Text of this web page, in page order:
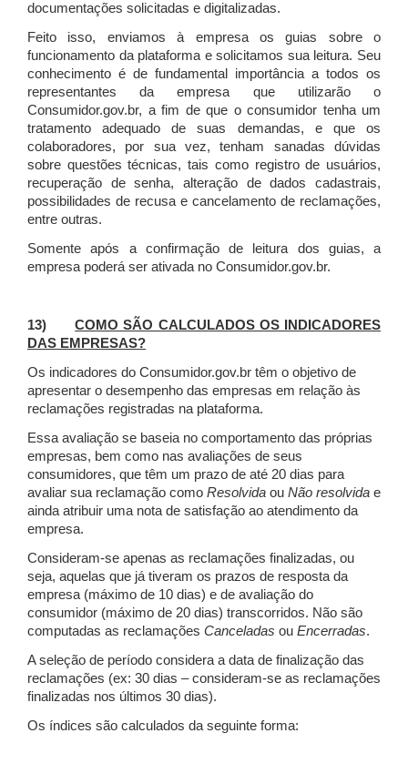
documentações solicitadas e digitalizadas.
Feito isso, enviamos à empresa os guias sobre o
funcionamento da plataforma e solicitamos sua leitura. Seu
conhecimento é de fundamental importância a todos os
representantes da empresa que utilizarão o
Consumidor.gov.br, a fim de que o consumidor tenha um
tratamento adequado de suas demandas, e que os
colaboradores, por sua vez, tenham sanadas dúvidas
sobre questões técnicas, tais como registro de usuários,
recuperação de senha, alteração de dados cadastrais,
possibilidades de recusa e cancelamento de reclamações,
entre outras.
Somente após a confirmação de leitura dos guias, a
empresa poderá ser ativada no Consumidor.gov.br.
13)COMO SÃO CALCULADOS OS INDICADORES
DAS EMPRESAS?
Os indicadores do Consumidor.gov.br têm o objetivo de
apresentar o desempenho das empresas em relação às
reclamações registradas na plataforma.
Essa avaliação se baseia no comportamento das próprias
empresas, bem como nas avaliações de seus
consumidores, que têm um prazo de até 20 dias para
avaliar sua reclamação como Resolvida ou Não resolvida e
ainda atribuir uma nota de satisfação ao atendimento da
empresa.
Consideram-se apenas as reclamações finalizadas, ou
seja, aquelas que já tiveram os prazos de resposta da
empresa (máximo de 10 dias) e de avaliação do
consumidor (máximo de 20 dias) transcorridos. Não são
computadas as reclamações Canceladas ou Encerradas.
A seleção de período considera a data de finalização das
reclamações (ex: 30 dias – consideram-se as reclamações
finalizadas nos últimos 30 dias).
Os índices são calculados da seguinte forma: